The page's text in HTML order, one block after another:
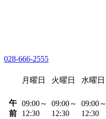
028-666-2555
月曜日 火曜日 水曜日
午
前
09:00～
12:30
09:00～
12:30
09:00～
12:30